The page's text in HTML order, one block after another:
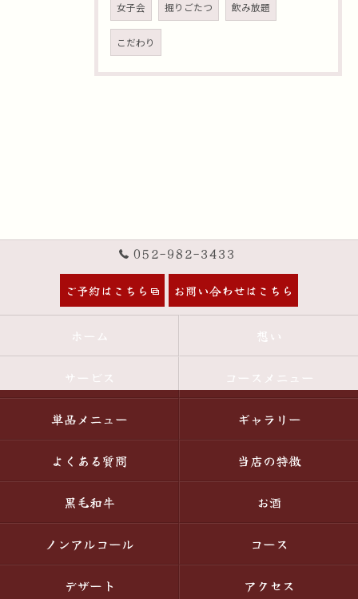
女子会 掘りごたつ 飲み放題
こだわり
052-982-3433
ご予約はこちら お問い合わせはこちら
ホーム 想い
サービス コースメニュー
単品メニュー ギャラリー
よくある質問 当店の特徴
黒毛和牛 お酒
ノンアルコール コース
デザート アクセス